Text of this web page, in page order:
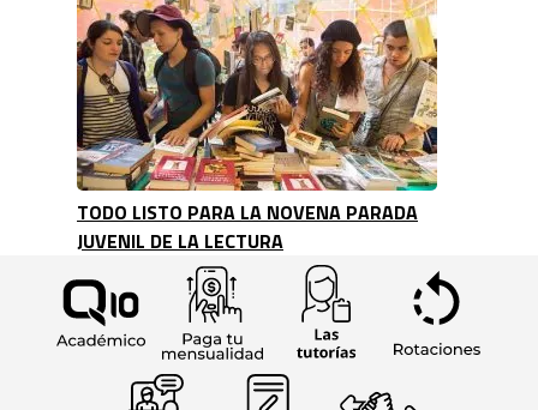
TODO LISTO PARA LA NOVENA PARADA
JUVENIL DE LA LECTURA